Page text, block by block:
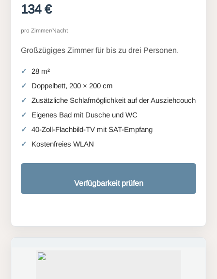
134 €
pro Zimmer/Nacht
Großzügiges Zimmer für bis zu drei Personen.
28 m²
Doppelbett, 200 × 200 cm
Zusätzliche Schlafmöglichkeit auf der Ausziehcouch
Eigenes Bad mit Dusche und WC
40-Zoll-Flachbild-TV mit SAT-Empfang
Kostenfreies WLAN
Verfügbarkeit prüfen